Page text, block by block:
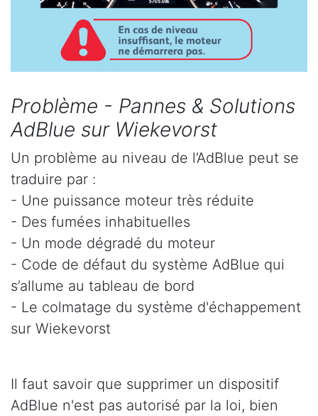
Problème - Pannes & Solutions
AdBlue sur Wiekevorst
Un problème au niveau de l’AdBlue peut se
traduire par :
- Une puissance moteur très réduite
- Des fumées inhabituelles
- Un mode dégradé du moteur
- Code de défaut du système AdBlue qui
s’allume au tableau de bord
- Le colmatage du système d'échappement
sur Wiekevorst
Il faut savoir que supprimer un dispositif
AdBlue n'est pas autorisé par la loi, bien